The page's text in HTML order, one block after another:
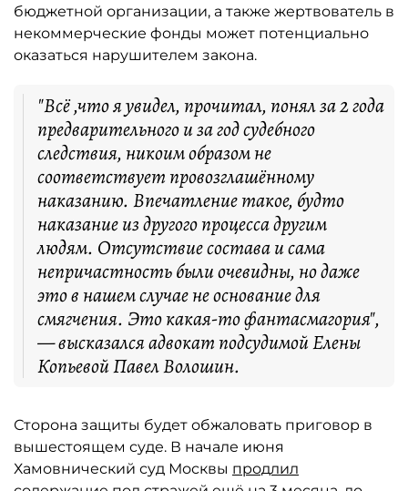
бюджетной организации, а также жертвователь в
некоммерческие фонды может потенциально
оказаться нарушителем закона.
"Всё ,что я увидел, прочитал, понял за 2 года
предварительного и за год судебного
следствия, никоим образом не
соответствует провозглашённому
наказанию. Впечатление такое, будто
наказание из другого процесса другим
людям. Отсутствие состава и сама
непричастность были очевидны, но даже
это в нашем случае не основание для
смягчения. Это какая-то фантасмагория",
— высказался адвокат подсудимой Елены
Копьевой Павел Волошин.
Сторона защиты будет обжаловать приговор в
вышестоящем суде. В начале июня
Хамовнический суд Москвы продлил